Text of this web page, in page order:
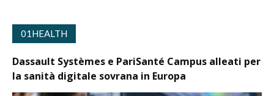
01HEALTH
Dassault Systèmes e PariSanté Campus alleati per
la sanità digitale sovrana in Europa